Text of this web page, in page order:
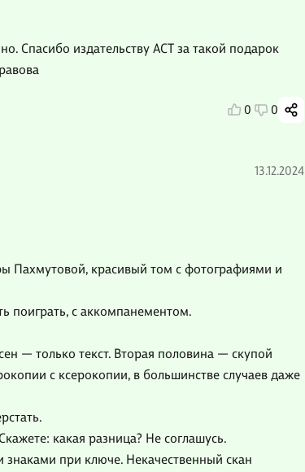
Спасибо издательству АСТ за такой подарок
0 0
13.12.2024
Пахмутовой, красивый том с фотографиями и
поиграть, с аккомпанементом.
— только текст. Вторая половина — скупой
с ксерокопии, в большинстве случаев даже
какая разница? Не соглашусь.
при ключе. Некачественный скан